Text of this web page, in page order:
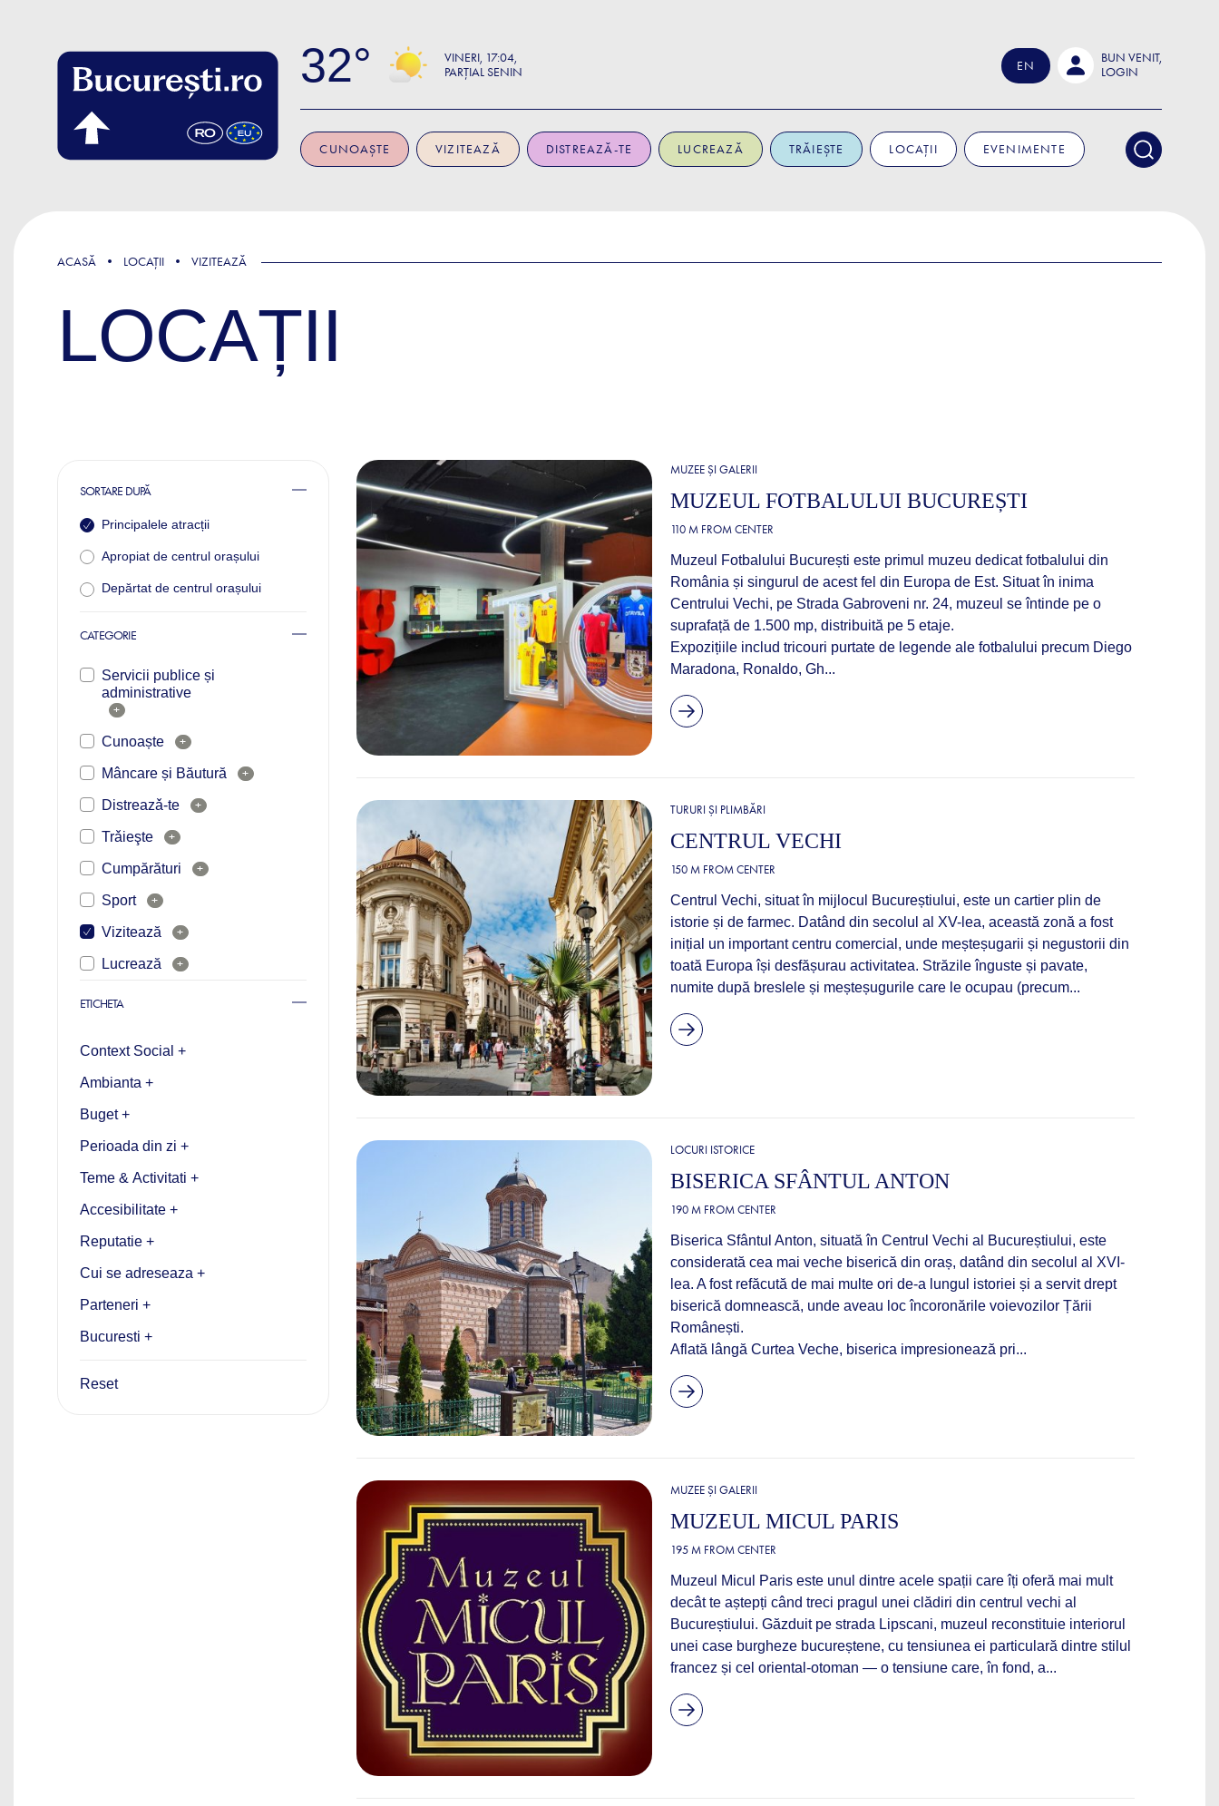
32 VINERI 17:04
PARȚIAL SENIN
EN
BUN VENIT,
LOGIN
CUNOAȘTE VIZITEAZĂ DISTREAZĂ-TE LUCREAZĂ TRĂIEȘTE LOCAȚII EVENIMENTE
ACASĂ LOCAȚII VIZITEAZĂ
LOCAȚII
SORTARE DUPĂ
Principalele atracții
Apropiat de centrul orașului
Depărtat de centrul orașului
CATEGORIE
Servicii publice și
administrative
+
Cunoaște +
Mâncare și Băutură +
Distreazǎ-te +
Trǎieşte +
Cumpărături +
Sport +
Vizitează +
Lucrează +
ETICHETA
Context Social +
Ambianta +
Buget +
Perioada din zi +
Teme & Activitati +
Accesibilitate +
Reputatie +
Cui se adreseaza +
Parteneri +
Bucuresti +
Reset
MUZEE ȘI GALERII
MUZEUL FOTBALULUI BUCUREȘTI
110 M FROM CENTER
Muzeul Fotbalului București este primul muzeu dedicat fotbalului din
România și singurul de acest fel din Europa de Est. Situat în inima
Centrului Vechi, pe Strada Gabroveni nr. 24, muzeul se întinde pe o
suprafață de 1.500 mp, distribuită pe 5 etaje. ​
Expozițiile includ tricouri purtate de legende ale fotbalului precum Diego
Maradona, Ronaldo, Gh...
TURURI ȘI PLIMBĂRI
CENTRUL VECHI
150 M FROM CENTER
Centrul Vechi, situat în mijlocul Bucureștiului, este un cartier plin de
istorie și de farmec. Datând din secolul al XV-lea, această zonă a fost
inițial un important centru comercial, unde meșteșugarii și negustorii din
toată Europa își desfășurau activitatea. Străzile înguste și pavate,
numite după breslele și meșteșugurile care le ocupau (precum...
LOCURI ISTORICE
BISERICA SFÂNTUL ANTON
190 M FROM CENTER
Biserica Sfântul Anton, situată în Centrul Vechi al Bucureștiului, este
considerată cea mai veche biserică din oraș, datând din secolul al XVI-
lea. A fost refăcută de mai multe ori de-a lungul istoriei și a servit drept
biserică domnească, unde aveau loc încoronările voievozilor Țării
Românești.
Aflată lângă Curtea Veche, biserica impresionează pri...
MUZEE ȘI GALERII
MUZEUL MICUL PARIS
195 M FROM CENTER
Muzeul Micul Paris este unul dintre acele spații care îți oferă mai mult
decât te aștepți când treci pragul unei clădiri din centrul vechi al
Bucureștiului. Găzduit pe strada Lipscani, muzeul reconstituie interiorul
unei case burgheze bucureștene, cu tensiunea ei particulară dintre stilul
francez și cel oriental-otoman — o tensiune care, în fond, a...